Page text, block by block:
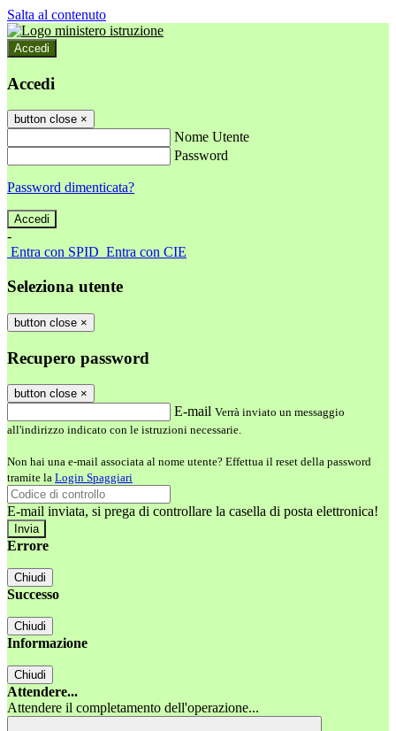
Salta al contenuto
Accedi
Accedi
button close ×
Nome Utente
Password
Password dimenticata?
-
Entra con SPID Entra con CIE
Seleziona utente
button close ×
Recupero password
button close ×
E-mail Verrà inviato un messaggio
all'indirizzo indicato con le istruzioni necessarie.
Non hai una e-mail associata al nome utente? Effettua il reset della password
tramite la Login Spaggiari
E-mail inviata, si prega di controllare la casella di posta elettronica!
Errore
Chiudi
Successo
Chiudi
Informazione
Chiudi
Attendere...
Attendere il completamento dell'operazione...